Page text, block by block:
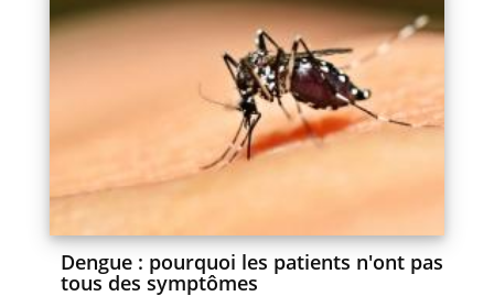
Dengue : pourquoi les patients n'ont pas
tous des symptômes